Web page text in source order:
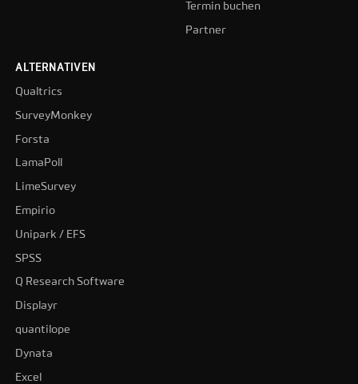
Termin buchen
Partner
ALTERNATIVEN
Qualtrics
SurveyMonkey
Forsta
LamaPoll
LimeSurvey
Empirio
Unipark / EFS
SPSS
Q Research Software
Displayr
quantilope
Dynata
Excel